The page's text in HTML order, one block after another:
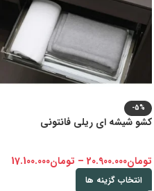
-5%
کشو شیشه ای ریلی فانتونی
تومان20.900.000
– تومان17.100.000
انتخاب گزینه ها